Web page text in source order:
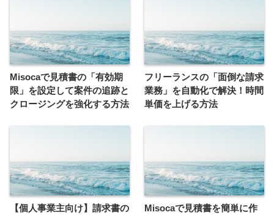
Misocaで見積書の「有効期
限」を設定して案件の追跡と
クロージングを強化する方法
フリーランスの「面倒な請求
業務」を自動化で解決！時間
単価を上げる方法
【個人事業主向け】請求書の
Misocaで見積書を簡単に作